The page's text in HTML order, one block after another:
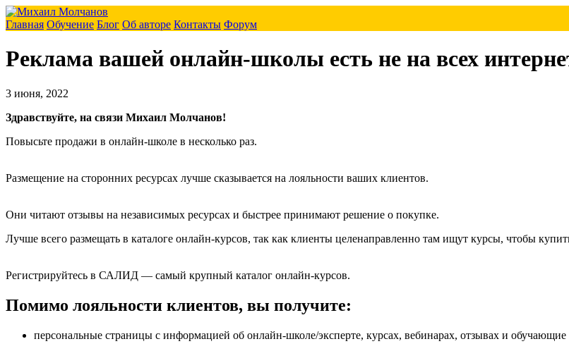
Главная Обучение Блог Об авторе Контакты Форум
Реклама вашей онлайн-школы есть не на всех
3 июня, 2022
Здравствуйте, на связи Михаил Молчанов!
Повысьте продажи в онлайн-школе в несколько раз.
Размещение на сторонних ресурсах лучше сказывается на лояльности ваших клиентов.
Они читают отзывы на независимых ресурсах и быстрее принимают решение о покупке.
Лучше всего размещать в каталоге онлайн-курсов, так как клиенты целенаправленно там ищут курсы, чтобы
Регистрируйтесь в САЛИД — самый крупный каталог онлайн-курсов.
Помимо лояльности клиентов, вы получите:
персональные страницы с информацией об онлайн-школе/эксперте, курсах, вебинарах, отзывах и обучающие